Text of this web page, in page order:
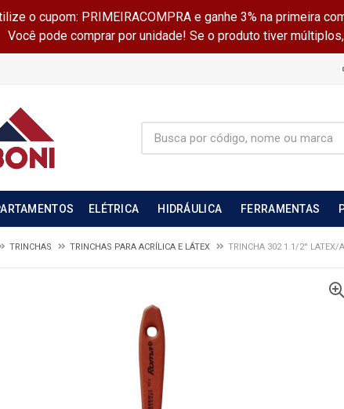
o cupom: PRIMEIRACOMPRA e ganhe 3% na primeira
Você pode comprar por unidade! Se o produto tiver
ELÉTRICA HIDRÁULICA FERRAMENTAS
TRINCHAS TRINCHAS PARA ACRÍLICA E LÁTEX TRINCHA 302 1.1/2'' LATEX/